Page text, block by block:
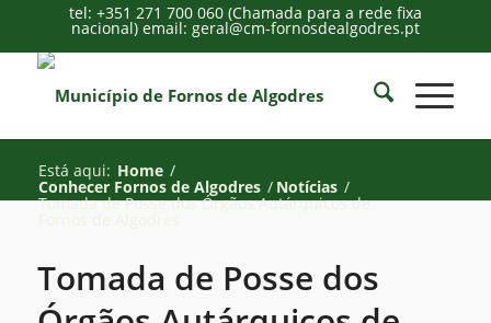
tel: +351 271 700 060 (Chamada para a rede fixa
nacional) email: geral@cm-fornosdealgodres.pt
Está aqui: Home /
Conhecer Fornos de Algodres / Notícias /
Tomada de Posse dos Órgãos Autárquicos de
Fornos de Algodres
Tomada de Posse dos